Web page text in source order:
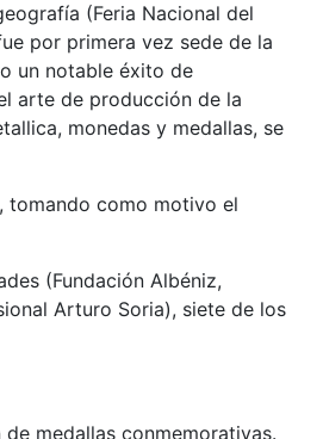
(Feria Nacional del
por primera vez sede de la
un notable éxito de
arte de producción de la
monedas y medallas, se
tomando como motivo el
(Fundación Albéniz,
Arturo Soria), siete de los
medallas conmemorativas.